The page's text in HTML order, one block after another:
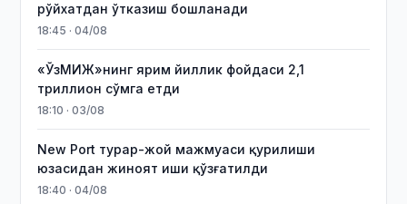
рўйхатдан ўтказиш бошланади
18:45 · 04/08
«ЎзМИЖ»нинг ярим йиллик фойдаси 2,1
триллион сўмга етди
18:10 · 03/08
New Port турар-жой мажмуаси қурилиши
юзасидан жиноят иши қўзғатилди
18:40 · 04/08